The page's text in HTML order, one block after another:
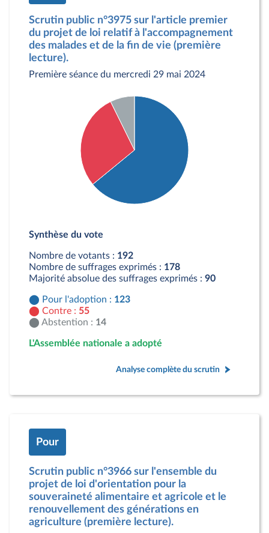
Scrutin public n°3975 sur l'article premier
du projet de loi relatif à l'accompagnement
des malades et de la fin de vie (première
lecture).
Première séance du mercredi 29 mai 2024
Contre : 55 députés
Synthèse du vote
Nombre de votants : 192
Nombre de suffrages exprimés : 178
Majorité absolue des suffrages exprimés : 90
Pour l'adoption : 123
Contre : 55
Abstention : 14
L'Assemblée nationale a adopté
Analyse complète du scrutin
Pour
Scrutin public n°3966 sur l'ensemble du
projet de loi d'orientation pour la
souveraineté alimentaire et agricole et le
renouvellement des générations en
agriculture (première lecture).